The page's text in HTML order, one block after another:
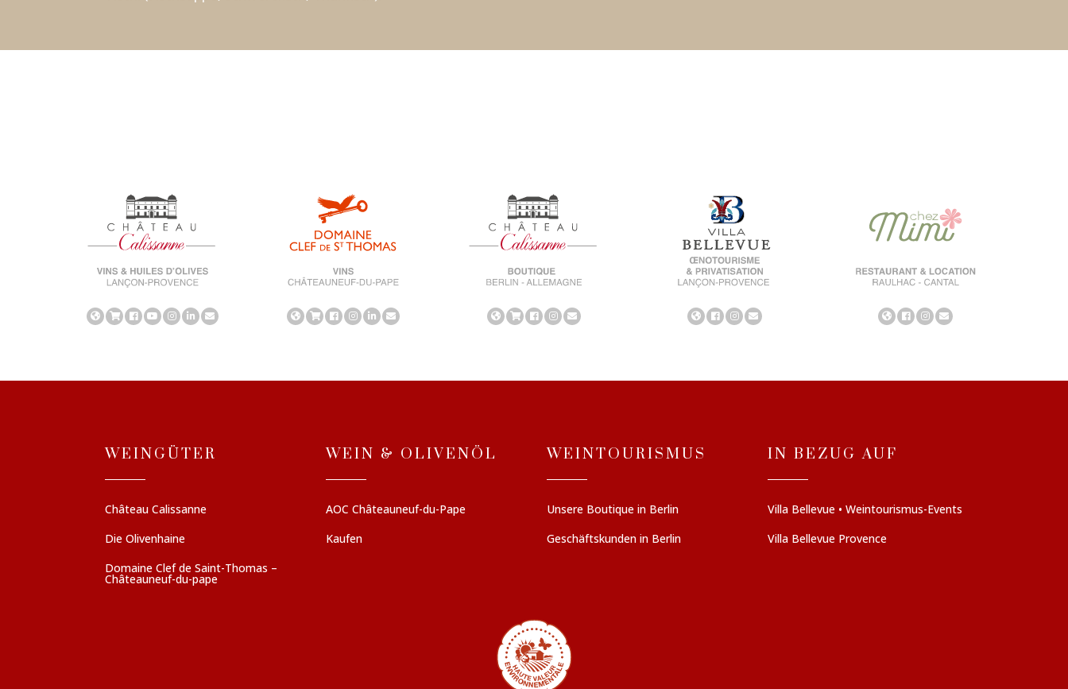
WEINGÜTER
Château Calissanne
Die Olivenhaine
Domaine Clef de Saint-Thomas –
Châteauneuf-du-pape
WEIN & OLIVENÖL
AOC Châteauneuf-du-Pape
Kaufen
WEINTOURISMUS
Unsere Boutique in Berlin
Geschäftskunden in Berlin
IN BEZUG AUF
Villa Bellevue • Weintourismus-Events
Villa Bellevue Provence